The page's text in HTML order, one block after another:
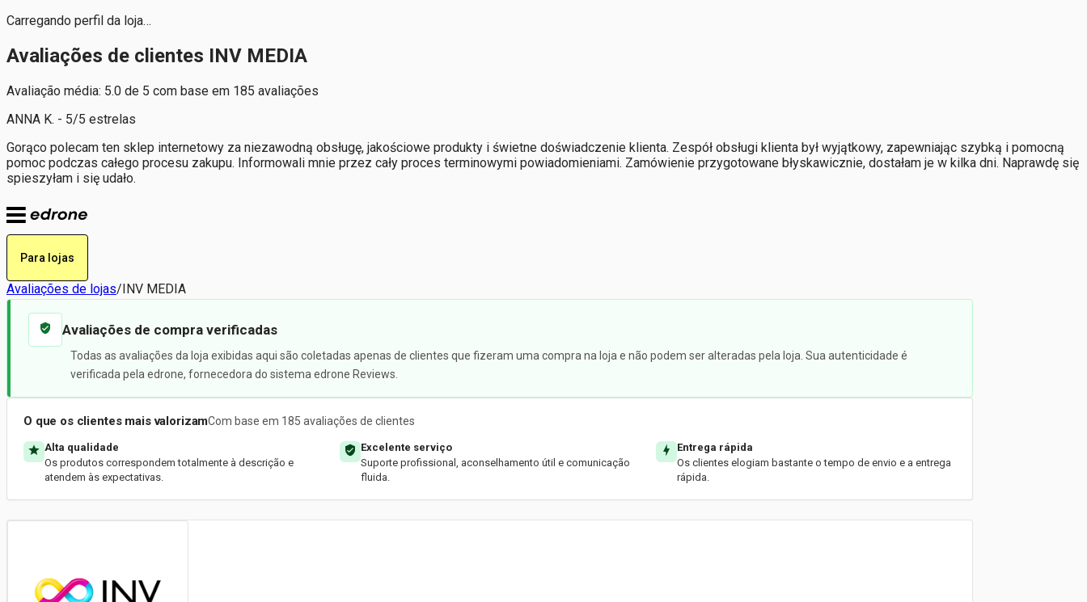
Carregando perfil da loja…
Avaliações de clientes INV MEDIA
Avaliação média: 5.0 de 5 com base em 185 avaliações
ANNA K. - 5/5 estrelas
Gorąco polecam ten sklep internetowy za niezawodną obsługę, jakościowe produkty i świetne doświadczenie klienta. Zespół obsługi klienta był wyjątkowy, zapewniając szybką i pomocną
pomoc podczas całego procesu zakupu. Informowali mnie przez cały proces terminowymi powiadomieniami. Zamówienie przygotowane błyskawicznie, dostałam je w kilka dni. Naprawdę się
spieszyłam i się udało.
Para lojas
Avaliações de lojas/INV MEDIA
Avaliações de compra verificadas
Todas as avaliações da loja exibidas aqui são coletadas apenas de clientes que fizeram uma compra na loja e não podem ser alteradas pela loja. Sua autenticidade é
verificada pela edrone, fornecedora do sistema edrone Reviews.
O que os clientes mais valorizamCom base em 185 avaliações de clientes
Alta qualidade
Os produtos correspondem totalmente à descrição e
atendem às expectativas.
Excelente serviço
Suporte profissional, aconselhamento útil e comunicação
fluida.
Entrega rápida
Os clientes elogiam bastante o tempo de envio e a entrega
rápida.